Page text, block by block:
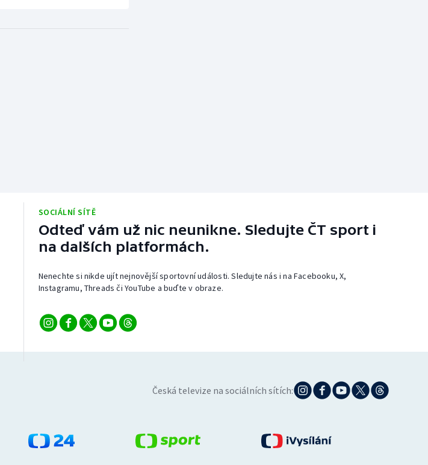
SOCIÁLNÍ SÍTĚ
Odteď vám už nic neunikne. Sledujte ČT sport i
na dalších platformách.
Nenechte si nikde ujít nejnovější sportovní události. Sledujte nás i na Facebooku, X,
Instagramu, Threads či YouTube a buďte v obraze.
Česká televize na sociálních sítích: